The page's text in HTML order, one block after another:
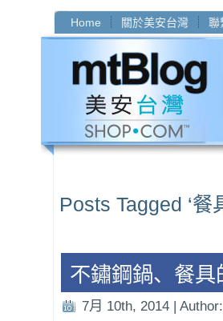
Home 關於美安台灣 聯
Posts Tagged ‘餐
不鏽鋼鍋、餐具
7月 10th, 2014 | Author: